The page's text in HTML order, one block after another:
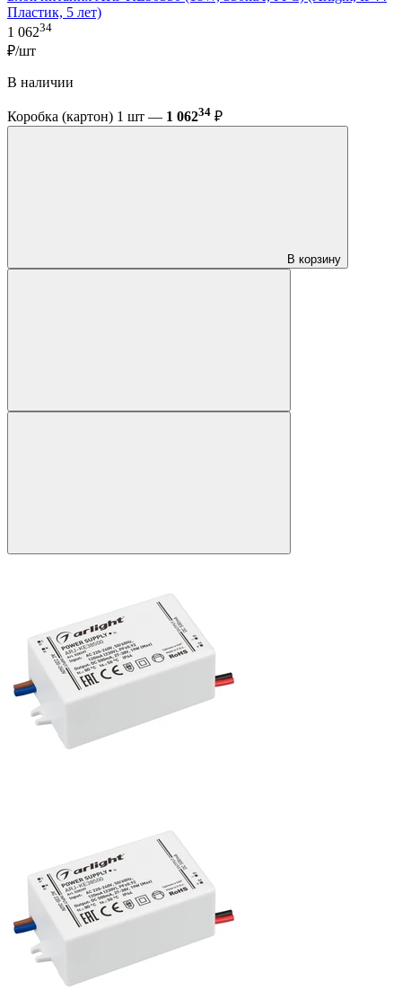
Пластик, 5 лет)
1 06234
₽/шт
В наличии
Коробка (картон) 1 шт — 1 06234 ₽
В корзину